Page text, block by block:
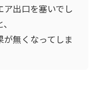
出口を塞いでし
無くなってしま